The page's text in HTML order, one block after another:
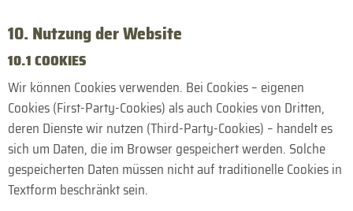
10. Nutzung der Website
10.1 COOKIES
Wir können Cookies verwenden. Bei Cookies – eigenen
Cookies (First-Party-Cookies) als auch Cookies von Dritten,
deren Dienste wir nutzen (Third-Party-Cookies) – handelt es
sich um Daten, die im Browser gespeichert werden. Solche
gespeicherten Daten müssen nicht auf traditionelle Cookies in
Textform beschränkt sein.